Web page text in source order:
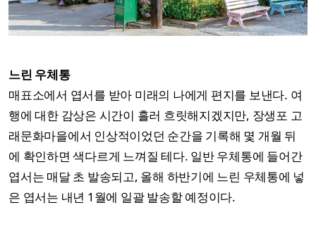
느린 우체통
매표소에서 엽서를 받아 미래의 나에게 편지를 보낸다. 여
행에 대한 감상은 시간이 흘러 흐릿해지겠지만, 장생포 고
래문화마을에서 인상적이었던 순간을 기록해 몇 개월 뒤
에 확인하면 색다르게 느껴질 테다. 일반 우체통에 들어간
엽서는 매달 초 발송되고, 올해 하반기에 느린 우체통에 넣
은 엽서는 내년 1월에 일괄 발송할 예정이다.